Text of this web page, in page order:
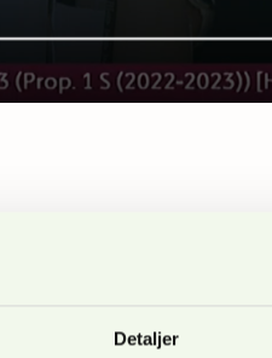
Detaljer
på Stortinget for å